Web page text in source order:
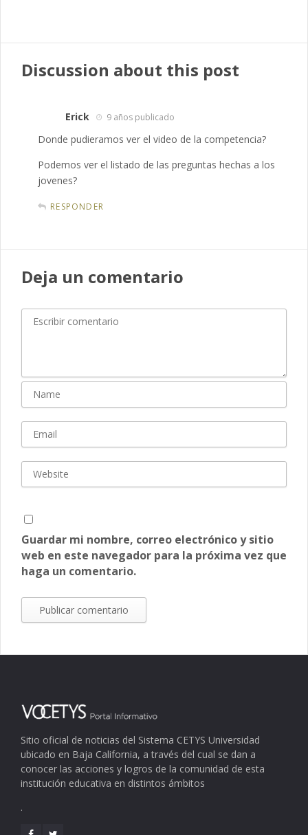
Discussion about this post
Erick 9 años publicado
Donde pudieramos ver el video de la competencia?
Podemos ver el listado de las preguntas hechas a los
jovenes?
RESPONDER
Deja un comentario
Guardar mi nombre, correo electrónico y sitio
web en este navegador para la próxima vez que
haga un comentario.
Sitio oficial de noticias del Sistema CETYS Universidad
ubicado en Baja California, a través del cual se dan a
conocer las acciones y logros de la comunidad de esta
institución educativa en distintos ámbitos
.